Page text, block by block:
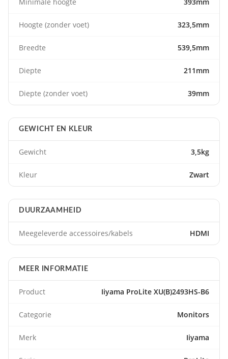
Hoogte (zonder voet) 323,5mm
Breedte 539,5mm
Diepte 211mm
Diepte (zonder voet) 39mm
GEWICHT EN KLEUR
Gewicht 3,5kg
Kleur Zwart
DUURZAAMHEID
Meegeleverde accessoires/kabels HDMI
MEER INFORMATIE
Product Iiyama ProLite XU(B)2493HS-B6
Categorie Monitors
Merk Iiyama